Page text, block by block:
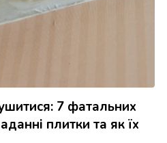
7 фатальних
плитки та як їх